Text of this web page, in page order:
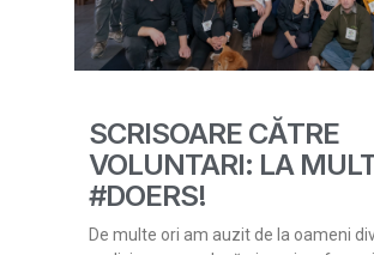
SCRISOARE CĂTRE
VOLUNTARI: LA
#DOERS!
De multe ori am auzit de la oameni